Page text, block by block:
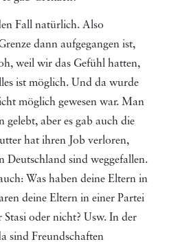
Fall natürlich. Also
dann aufgegangen ist,
weil wir das Gefühl hatten,
ist möglich. Und da wurde
möglich gewesen war. Man
gelebt, aber es gab auch die
hat ihren Job verloren,
Deutschland sind weggefallen.
Was haben deine Eltern in
deine Eltern in einer Partei
oder nicht? Usw. In der
sind Freundschaften